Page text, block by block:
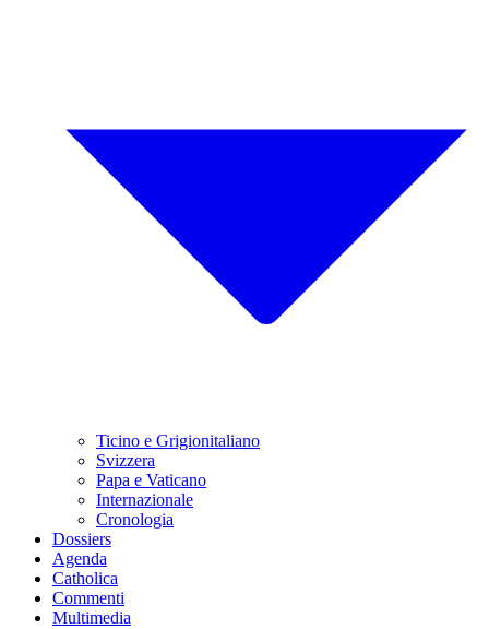
Ticino e Grigionitaliano
Svizzera
Papa e Vaticano
Internazionale
Cronologia
Dossiers
Agenda
Catholica
Commenti
Multimedia